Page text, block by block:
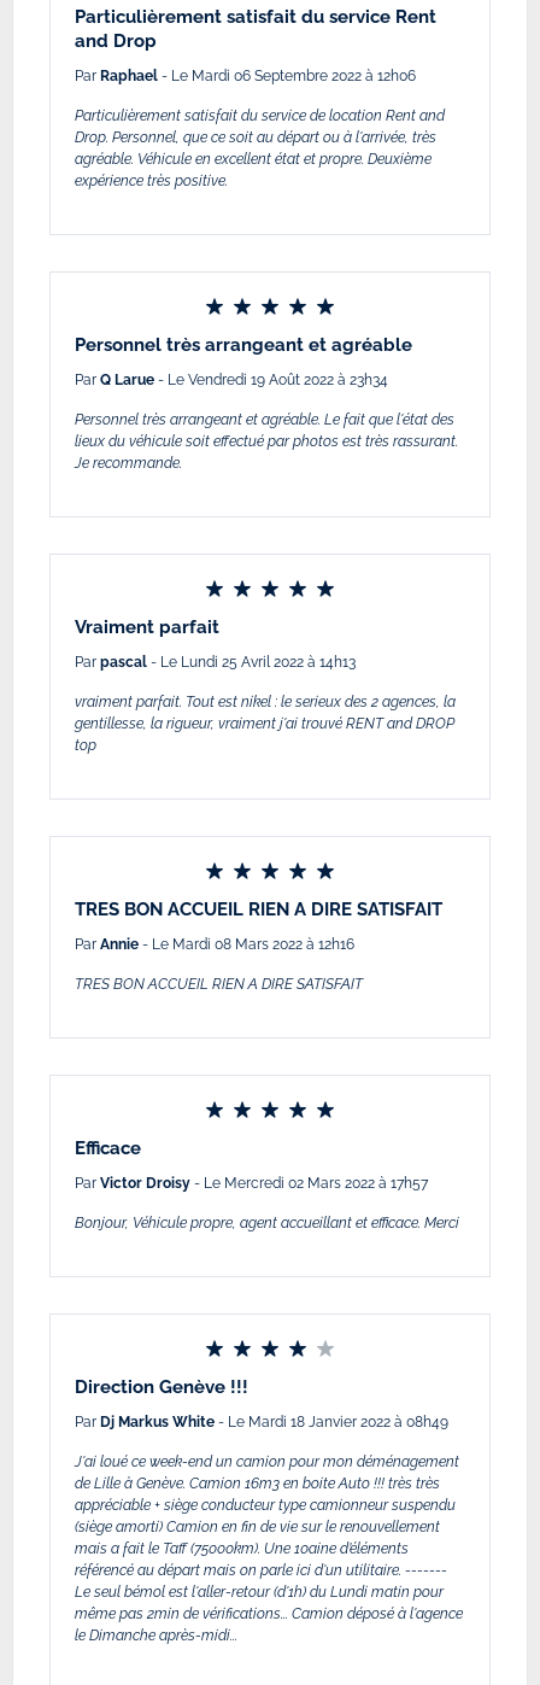
Particulièrement satisfait du service Rent
and Drop
Par Raphael - Le Mardi 06 Septembre 2022 à 12h06
Particulièrement satisfait du service de location Rent and
Drop. Personnel, que ce soit au départ ou à l'arrivée, très
agréable. Véhicule en excellent état et propre. Deuxième
expérience très positive.
Personnel très arrangeant et agréable
Par Q Larue - Le Vendredi 19 Août 2022 à 23h34
Personnel très arrangeant et agréable. Le fait que l'état des
lieux du véhicule soit effectué par photos est très rassurant.
Je recommande.
Vraiment parfait
Par pascal - Le Lundi 25 Avril 2022 à 14h13
vraiment parfait. Tout est nikel : le serieux des 2 agences, la
gentillesse, la rigueur, vraiment j'ai trouvé RENT and DROP
top
TRES BON ACCUEIL RIEN A DIRE SATISFAIT
Par Annie - Le Mardi 08 Mars 2022 à 12h16
TRES BON ACCUEIL RIEN A DIRE SATISFAIT
Efficace
Par Victor Droisy - Le Mercredi 02 Mars 2022 à 17h57
Bonjour, Véhicule propre, agent accueillant et efficace. Merci
Direction Genève !!!
Par Dj Markus White - Le Mardi 18 Janvier 2022 à 08h49
J'ai loué ce week-end un camion pour mon déménagement
de Lille à Genève. Camion 16m3 en boite Auto !!! très très
appréciable + siège conducteur type camionneur suspendu
(siège amorti) Camion en fin de vie sur le renouvellement
mais a fait le Taff (75000km). Une 10aine d’éléments
référencé au départ mais on parle ici d'un utilitaire. -------
Le seul bémol est l'aller-retour (d'1h) du Lundi matin pour
même pas 2min de vérifications... Camion déposé à l'agence
le Dimanche après-midi...